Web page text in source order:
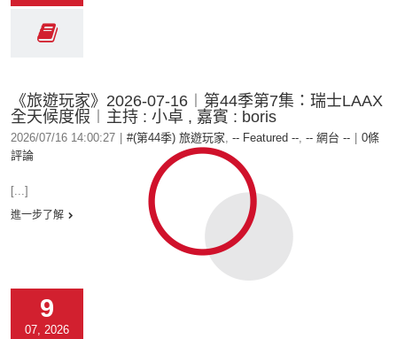
《旅遊玩家》2026-07-16︱第44季第7集：瑞士LAAX
全天候度假︱主持 : 小卓 , 嘉賓 : boris
2026/07/16 14:00:27 #(第44季) 旅遊玩家, -- Featured --, -- 網台 --
0條
評論
[...]
進一步了解
9
07, 2026